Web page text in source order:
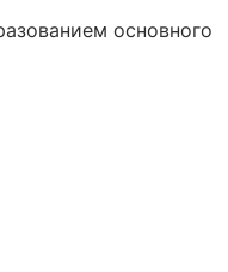
основного